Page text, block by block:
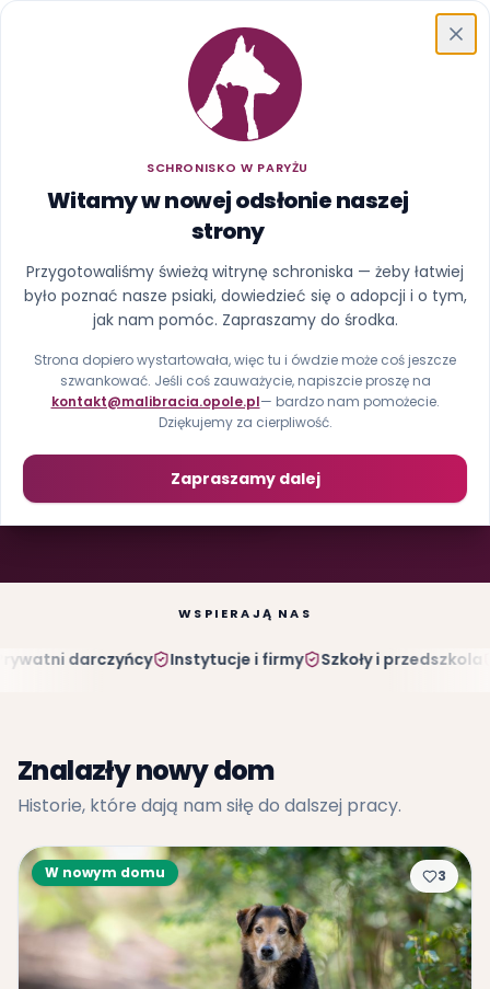
SCHRONISKO W PARYŻU
Witamy w nowej odsłonie naszej
strony
Przygotowaliśmy świeżą witrynę schroniska — żeby łatwiej
było poznać nasze psiaki, dowiedzieć się o adopcji i o tym,
jak nam pomóc. Zapraszamy do środka.
Strona dopiero wystartowała, więc tu i ówdzie może coś jeszcze
szwankować. Jeśli coś zauważycie, napiszcie proszę na
kontakt@malibracia.opole.pl— bardzo nam pomożecie.
Dziękujemy za cierpliwość.
Zapraszamy dalej
Schronisko w Paryżu
FUNDACJA MAŁYCH BRACI ŚW. FRANCISZKA
Schronisko dla
bezdomnych zwierząt w
Paryżu
Jesteśmy małym schroniskiem w Paryżu (pod Opolem, nie
działamy nieprzerwanie od 2004 roku. Dajemy naszym
psom opiekę, bezpieczeństwo i robimy wszystko, by trafiały
w ręce dobrych ludzi.
Poznaj nasze psiaki
WSPIERAJĄ NAS
darczyńcy Instytucje i firmy Szkoły i przedszkola
Znalazły nowy dom
Historie, które dają nam siłę do dalszej pracy.
W nowym domu 3